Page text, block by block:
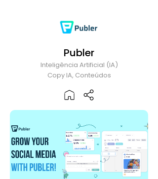
Publer
Inteligência Artificial (IA)
Copy IA, Conteúdos